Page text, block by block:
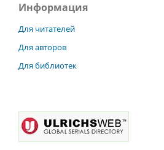
Информация
Для читателей
Для авторов
Для библиотек